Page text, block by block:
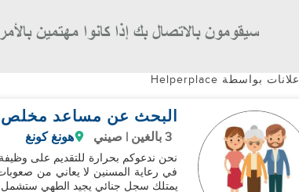
إعلانات بواسطة Helperplace
البحث عن مساعد مخلص
3 بالغين | صيني هونغ كونغ
يمتلك سجل جنائي يجيد الطهي ستشمل مسؤولياتك: رع